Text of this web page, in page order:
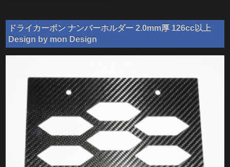
ドライカーボン ナンバーホルダー 2.0mm厚 126cc以上
Design by mon Design